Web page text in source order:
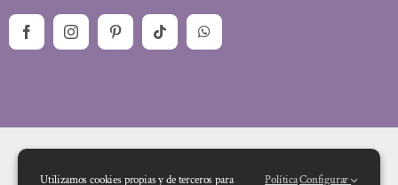
Utilizamos cookies propias y de terceros para PolíticaConfigurar